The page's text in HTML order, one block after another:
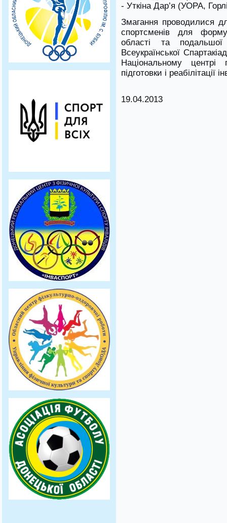
- Уткіна Дар’я (УОРА,
Змагання проводилися
спортсменів для
області та
Всеукраїнської
Національному центрі
підготовки і реабілітації
19.04.2013